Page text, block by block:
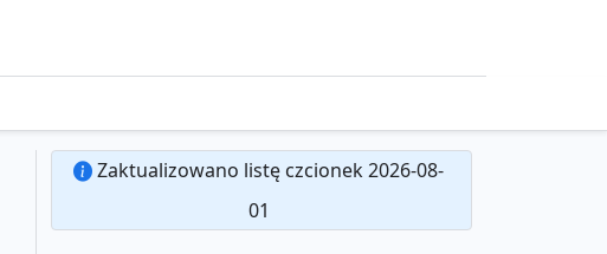
Zaktualizowano listę czcionek 2026-08-
01